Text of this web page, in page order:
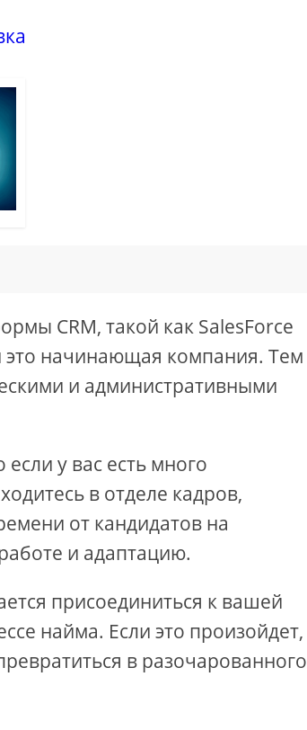
CRM, такой как SalesForce
начинающая компания. Тем
и административными
у вас есть много
в отделе кадров,
от кандидатов на
и адаптацию.
присоединиться к вашей
найма. Если это произойдет,
в разочарованного